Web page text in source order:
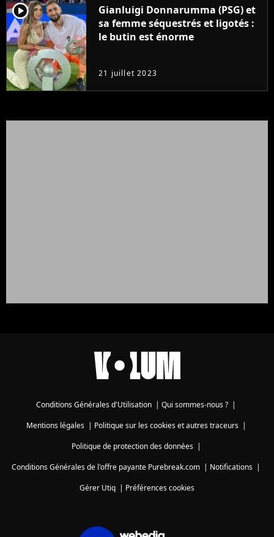
player2
Gianluigi Donnarumma (PSG) et
sa femme séquestrés et ligotés :
le butin est énorme
21 juillet 2023
Conditions Générales d'Utilisation | Qui sommes-nous ? |
Mentions légales| Politique sur les cookies et autres traceurs|
Politique de protection des données|
Conditions Générales de l'offre payante Purebreak.com | Notifications |
Gérer Utiq | Préférences cookies